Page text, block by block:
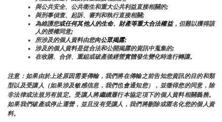
與公共安全、公共衛生和重大公共利益直接相關的;
與刑事偵查、起訴、審判和執行直接相關;
為維護您或任何其他人的生命、財產等重大合法權益，但難以獲得該
人的授權同意;
所涉及的個人資料由您向公眾揭露;
涉及的個人資料是從合法和公開揭露的資訊中蒐集的;
在收購、合併、重組或破產後經營實體發生變化時進行轉讓。
注意：如果由於上述原因需要傳輸，我們將在傳輸之前告知您資訊的目的和類
型以及受讓人（如果涉及敏感信息，我們也會通知您），並徵得您的同意，除
非法律或法規另有規定。受讓人將繼續履行本協定項下的個人資料相關義務。
如果我們破產或停止運營，並且沒有受讓人，我們將刪除或匿名化您的個人資
料。